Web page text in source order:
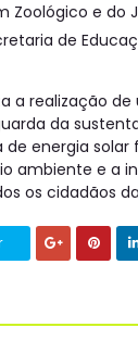
Zoológico e do
de
a realização
da
energia
ambiente e a
os cidadãos